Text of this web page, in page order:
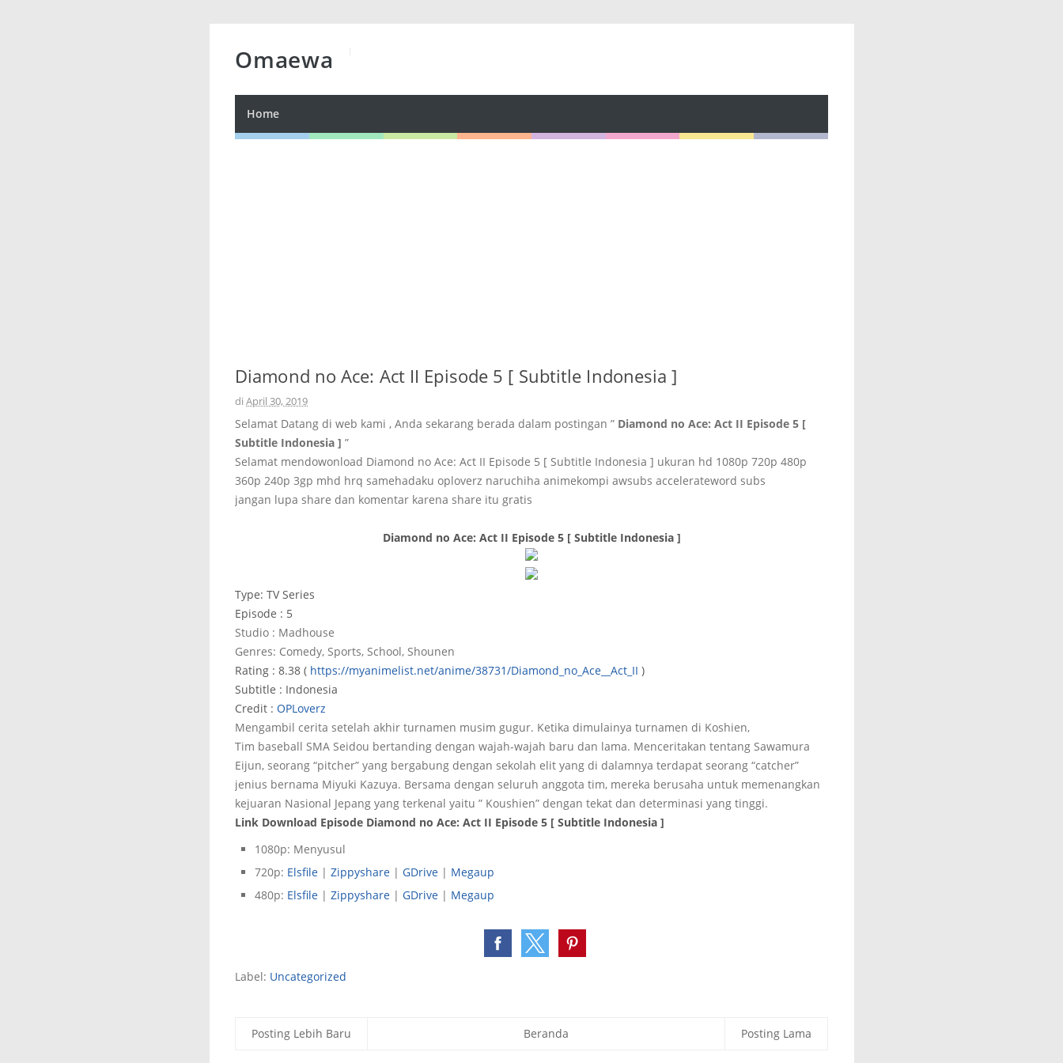
Omaewa
Home
Diamond no Ace: Act II Episode 5 [ Subtitle Indonesia ]
di April 30, 2019
Selamat Datang di web kami , Anda sekarang berada dalam postingan ” Diamond no Ace: Act II Episode 5 [
Subtitle Indonesia ] ”
Selamat mendowonload Diamond no Ace: Act II Episode 5 [ Subtitle Indonesia ] ukuran hd 1080p 720p 480p
360p 240p 3gp mhd hrq samehadaku oploverz naruchiha animekompi awsubs accelerateword subs
jangan lupa share dan komentar karena share itu gratis
Diamond no Ace: Act II Episode 5 [ Subtitle Indonesia ]
Type: TV Series
Episode : 5
Studio : Madhouse
Genres: Comedy, Sports, School, Shounen
Rating : 8.38 ( https://myanimelist.net/anime/38731/Diamond_no_Ace__Act_II )
Subtitle : Indonesia
Credit : OPLoverz
Mengambil cerita setelah akhir turnamen musim gugur. Ketika dimulainya turnamen di Koshien,
Tim baseball SMA Seidou bertanding dengan wajah-wajah baru dan lama. Menceritakan tentang Sawamura
Eijun, seorang “pitcher” yang bergabung dengan sekolah elit yang di dalamnya terdapat seorang “catcher”
jenius bernama Miyuki Kazuya. Bersama dengan seluruh anggota tim, mereka berusaha untuk memenangkan
kejuaran Nasional Jepang yang terkenal yaitu ” Koushien” dengan tekat dan determinasi yang tinggi.
Link Download Episode Diamond no Ace: Act II Episode 5 [ Subtitle Indonesia ]
1080p: Menyusul
720p: Elsfile | Zippyshare | GDrive | Megaup
480p: Elsfile | Zippyshare | GDrive | Megaup
Label: Uncategorized
Posting Lebih Baru Posting Lama
Beranda